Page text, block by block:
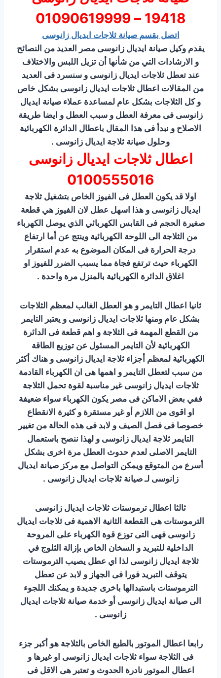
19418 – 01090619999
اتصل بقسم صيانة ثلاجات ايديال زانوسى
يقدم وكيل صيانة ايديال زانوسى مصر العديد من النصائح
و الارشادات التي من شأنها أن تزيل اللبس والاختلاف
عند تعطل ثلاجات ايديال زانوسى و سنسرد فى العديد
من المقالات اعطال ثلاجات ايديال زانوسى بشكل خاص
و كل الثلاجات بشكل عام لمساعدة عملاء صيانة ايديال
زانوسى فى معرفة العطل و سبب العطل و ايضا طريقة
الاصلاح و نبدأ فى هذا المقال باعطال الدائرة الكهربائية
وحلول صيانة ثلاجة ايديال زانوسى .
اعطال ثلاجات ايديال زانوسى
0100555016
اولا قد يكون العطل فى الفيوز الخاص بتشغيل ثلاجة
ايديال زانوسى و هذا اسهل عطل لان الفيوز هي قطعة
صغيرة الحجم فى القابس الكهربائي الذي يوصل الكهرباء
من الثلاجة الى اللوحة الكهربائية وينتج عن أما ارتفاع
درجة الحرارة فى المكان الموضوع به عدم استقرار
الكهرباء حيث ترتفع فجاة مما يسبب الضرر للفيوز او
اغلاق الدائرة الكهربائية بالمنزل مرة واحدة .
ثانيا اعطال التايمر و هو العطل الغالب لمعظم الثلاجات
بشكل عام ومنها ثلاجات ايديال زانوسى و يعتبر التايمر
من القطع المهمة فى الثلاجة و اهم قطعة فى الدائرة
الكهربائية لأن التايمر المسئول عن توزيع الطاقة
الكهربائية لمعظم أجزاء ثلاجة ايديال زانوسى و هناك أكثر
من سبب لتعطل التايمر و اهمها هى ان الكهرباء القادمة
ثلاجات ايديال زانوسى غير مناسبة لقوة تحمل الثلاجة
ففي بعض الاماكن فى مصر يكون الكهرباء سواء ضعيفة
او اقوى من اللازم أو غير مستقرة و كثيرة الانقطاع
خصوصا فى فصل الصيف و لابد فى هذه الحالة من تغيير
التايمر ثلاجة ايديال زانوسى و لهذا ننصح باستعمال
التايمر الاصلى لعدم حدوث العطل مرة اخرى بشكل
أسرع من المتوقع ويمكن التواصل مع مركز صيانة ايديال
زانوسى لـ صيانة ثلاجات ايديال زانوسى .
ثالثا اعطال ترموستات ثلاجات ايديال زانوسى
الترموستات هى القطعة الثانية الاهمية فى ثلاجات ايديال
زانوسى فهى التى توزع قوة الكهرباء على المروحة
الداخلية للتبريد و السخان الخاص بإزالة الثلوج في
ثلاجة ايديال زانوسى لذا اي عطل يصيب الترموستات
يتوقف التبريد فورا فى الجهاز و لابد عن تعطل
الترموستات باستبدالها باخرى جديدة و يمكنك اللجوء
الى صيانة ايديال زانوسى أو خدمة صيانة ثلاجات ايديال
زانوسى .
رابعا اعطال الموتور بالطبع الخاص بالثلاجة هو أكبر جزء
فى الثلاجة سواء ثلاجات ايديال زانوسى او غيرها و
اعطال الموتور نادرة الحدوث و تعتبر هى الاقل فى